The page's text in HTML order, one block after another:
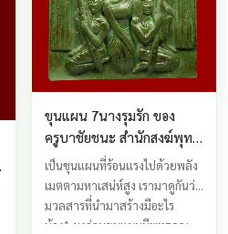
ขุนแผน 7นางรุมรัก ของ
ครูบาชัยชนะ สำนักสงฆ์พุทธ
อริยะรังษี จังหวัดบึงกาฬ
พระหนุ่มที่มาแรงด้วย
ประสบการณ์
เป็นขุนแผนที่ร้อนแรงไปด้วยพลัง
เมตตามหาเสน่ห์สูง เรามาดูกันว่า
มวลสารที่นำมาสร้างมีอะไร
บ้าง1.ผงว่านขุนแผนมีพุทธคุณ